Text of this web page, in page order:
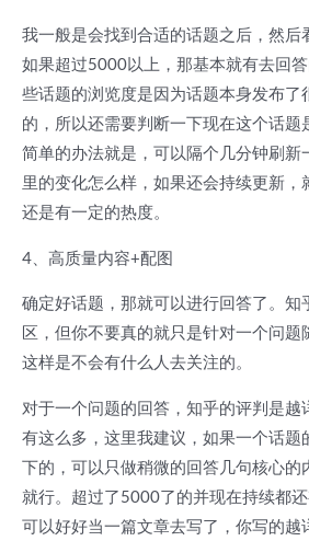
我一般是会找到合适的话题之后，然后
如果超过5000以上，那基本就有去回
些话题的浏览度是因为话题本身发布了
的，所以还需要判断一下现在这个话题
简单的办法就是，可以隔个几分钟刷新
里的变化怎么样，如果还会持续更新，
还是有一定的热度。
4、高质量内容+配图
确定好话题，那就可以进行回答了。知
区，但你不要真的就只是针对一个问题
这样是不会有什么人去关注的。
对于一个问题的回答，知乎的评判是越
有这么多，这里我建议，如果一个话题
下的，可以只做稍微的回答几句核心的
就行。超过了5000了的并现在持续都
可以好好当一篇文章去写了，你写的越